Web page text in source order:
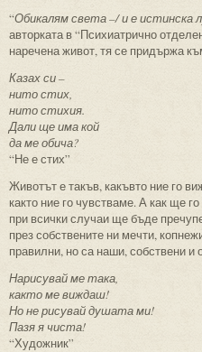
“Обикалям света –/ и е истинска
авторката в “Психиатрично
наречена живот, тя се придържа
Казах си –
нито стих,
нито стихия.
Дали ще има кой
да ме обича?
“Не е стих”
Животът е такъв, какъвто ние го
както ние го чувстваме. А как ще
при всички случаи ще бъде
през собствените ни мечти,
правилни, но са наши, собствени и
Нарисувай ме така,
както ме виждаш!
Но не рисувай душата ми!
Пазя я чиста!
“Художник”